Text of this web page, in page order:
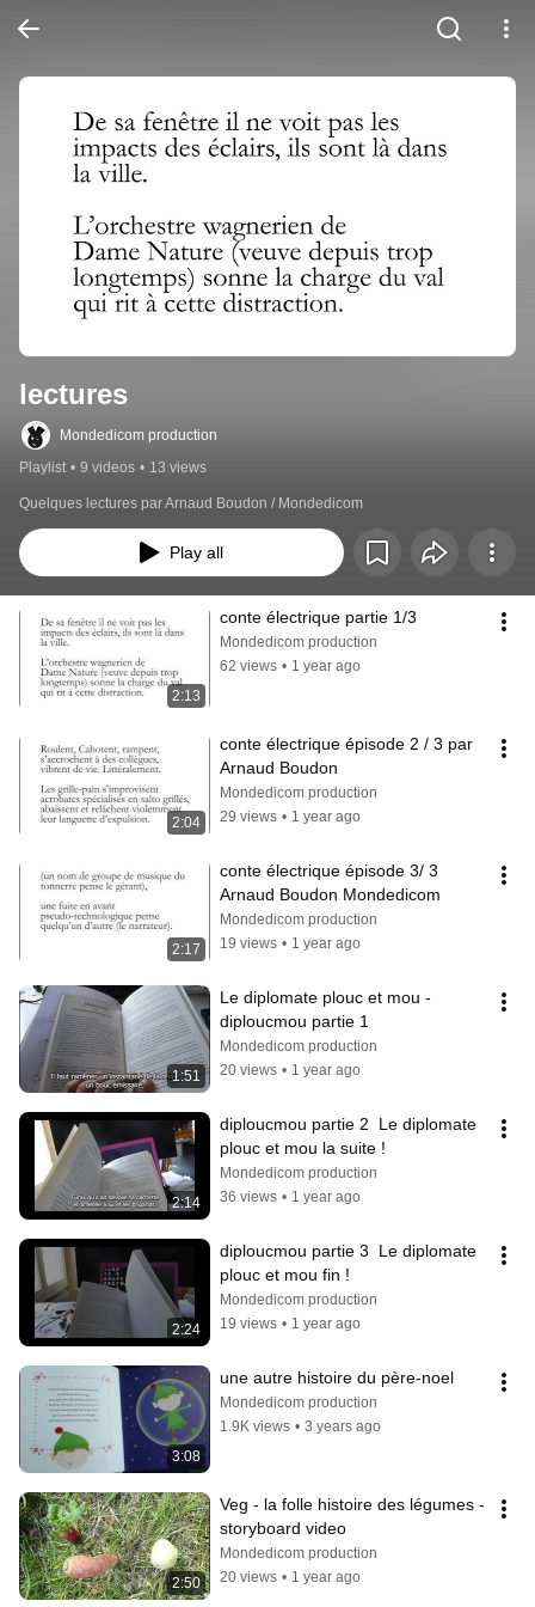
lectures
Mondedicom production
Playlist • 9 videos • 13 views
Quelques lectures par Arnaud Boudon / Mondedicom
Play all
2:13
conte électrique partie 1/3
Mondedicom production
62 views • 1 year ago
2:04
conte électrique épisode 2 / 3 par
Arnaud Boudon
Mondedicom production
29 views • 1 year ago
2:17
conte électrique épisode 3/ 3
Arnaud Boudon Mondedicom
Mondedicom production
19 views • 1 year ago
1:51
Le diplomate plouc et mou -
diploucmou partie 1
Mondedicom production
20 views • 1 year ago
2:14
diploucmou partie 2  Le diplomate
plouc et mou la suite !
Mondedicom production
36 views • 1 year ago
2:24
diploucmou partie 3  Le diplomate
plouc et mou fin !
Mondedicom production
19 views • 1 year ago
3:08
une autre histoire du père-noel
Mondedicom production
1.9K views • 3 years ago
2:50
Veg - la folle histoire des légumes -
storyboard video
Mondedicom production
20 views • 1 year ago